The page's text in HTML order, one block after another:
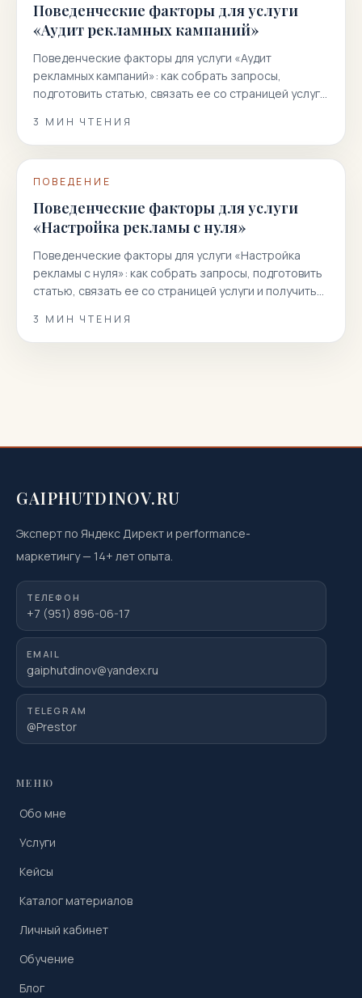
Поведенческие факторы для услуги
«Аудит рекламных кампаний»
Поведенческие факторы для услуги «Аудит
рекламных кампаний»: как собрать запросы,
подготовить статью, связать ее со страницей услуги
3 МИН ЧТЕНИЯ
ПОВЕДЕНИЕ
Поведенческие факторы для услуги
«Настройка рекламы с нуля»
Поведенческие факторы для услуги «Настройка
рекламы с нуля»: как собрать запросы, подготовить
статью, связать ее со страницей услуги и получить
3 МИН ЧТЕНИЯ
GAIPHUTDINOV.RU
Эксперт по Яндекс Директ и performance-
маркетингу— 14+ лет опыта.
ТЕЛЕФОН
+7 (951) 896-06-17
EMAIL
gaiphutdinov@yandex.ru
TELEGRAM
@Prestor
МЕНЮ
Обо мне
Услуги
Кейсы
Каталог материалов
Личный кабинет
Обучение
Блог